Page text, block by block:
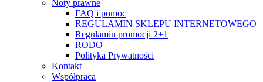
Noty prawne
FAQ i pomoc
REGULAMIN SKLEPU INTERNETOWEGO
Regulamin promocji 2+1
RODO
Polityka Prywatności
Kontakt
Współpraca